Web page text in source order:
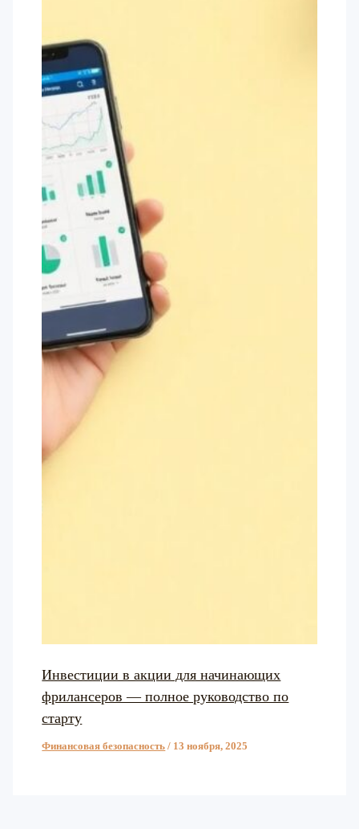
Инвестиции в акции для начинающих
фрилансеров — полное руководство по
старту
Финансовая безопасность / 13 ноября, 2025